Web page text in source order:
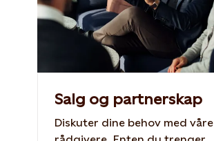
Salg og partnerskap
Diskuter dine behov med våre